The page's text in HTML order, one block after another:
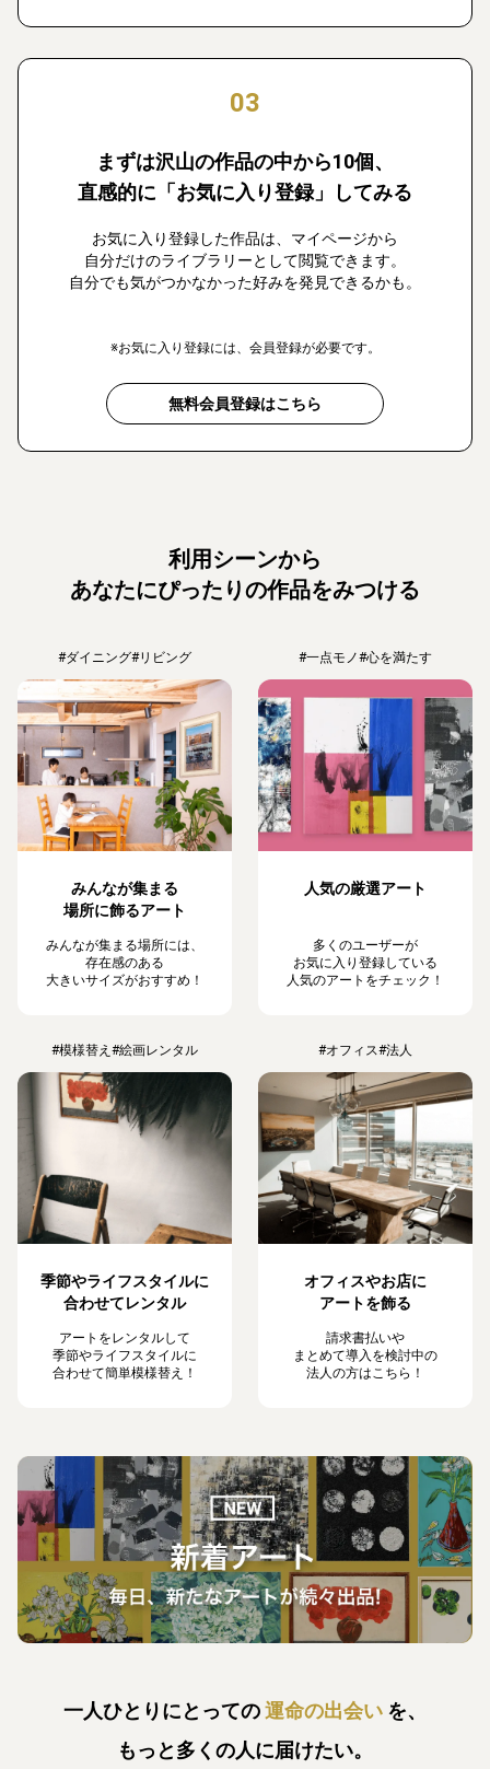
03
まずは沢山の作品の中から10個、
直感的に「お気に入り登録」してみる
お気に入り登録した作品は、マイページから
自分だけのライブラリーとして閲覧できます。
自分でも気がつかなかった好みを発見できるかも。
※お気に入り登録には、会員登録が必要です。
無料会員登録はこちら
利用シーンから
あなたにぴったりの作品をみつける
#ダイニング#リビング
みんなが集まる
場所に飾るアート
みんなが集まる場所には、
存在感のある
大きいサイズがおすすめ！
#一点モノ#心を満たす
人気の厳選アート
多くのユーザーが
お気に入り登録している
人気のアートをチェック！
#模様替え #絵画レンタル
季節やライフスタイルに
合わせてレンタル
アートをレンタルして
季節やライフスタイルに
合わせて簡単模様替え！
#オフィス#法人
オフィスやお店に
アートを飾る
請求書払いや
まとめて導入を検討中の
法人の方はこちら！
一人ひとりにとっての運命の出会い を、
もっと多くの人に届けたい。